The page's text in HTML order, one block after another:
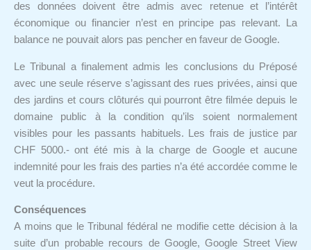
des données doivent être admis avec retenue et l’intérêt
économique ou financier n’est en principe pas relevant. La
balance ne pouvait alors pas pencher en faveur de Google.
Le Tribunal a finalement admis les conclusions du Préposé
avec une seule réserve s’agissant des rues privées, ainsi que
des jardins et cours clôturés qui pourront être filmée depuis le
domaine public à la condition qu’ils soient normalement
visibles pour les passants habituels. Les frais de justice par
CHF 5000.- ont été mis à la charge de Google et aucune
indemnité pour les frais des parties n’a été accordée comme le
veut la procédure.
Conséquences
A moins que le Tribunal fédéral ne modifie cette décision à la
suite d’un probable recours de Google, Google Street View